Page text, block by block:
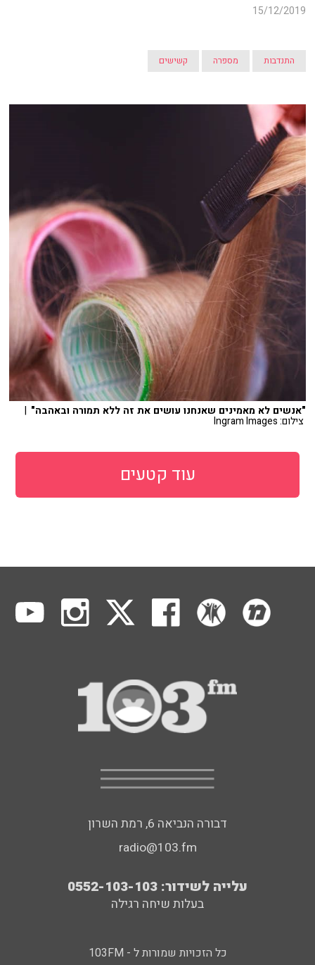
15/12/2019
התנדבות מספרה קשישים
"אנשים לא מאמינים שאנחנו עושים את זה ללא תמורה ובאהבה" |
צילום: Ingram Images
עוד קטעים
דבורה הנביאה 6, רמת השרון
radio@103.fm
עלייה לשידור: 0552-103-103
בעלות שיחה רגילה
כל הזכויות שמורות ל - 103FM